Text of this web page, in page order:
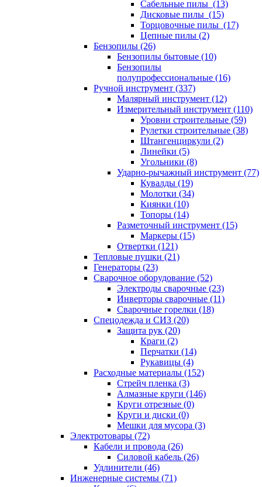
Сабельные пилы (13)
Дисковые пилы (15)
Торцовочные пилы (17)
Цепные пилы (2)
Бензопилы (26)
Бензопилы бытовые (10)
Бензопилы
полупрофессиональные (16)
Ручной инструмент (337)
Малярный инструмент (12)
Измерительный инструмент (110)
Уровни строительные (59)
Рулетки строительные (38)
Штангенциркули (2)
Линейки (5)
Угольники (8)
Ударно-рычажный инструмент (77)
Кувалды (19)
Молотки (34)
Киянки (10)
Топоры (14)
Разметочный инструмент (15)
Маркеры (15)
Отвертки (121)
Тепловые пушки (21)
Генераторы (23)
Сварочное оборудование (52)
Электроды сварочные (23)
Инверторы сварочные (11)
Сварочные горелки (18)
Спецодежда и СИЗ (20)
Защита рук (20)
Краги (2)
Перчатки (14)
Рукавицы (4)
Расходные материалы (152)
Стрейч пленка (3)
Алмазные круги (146)
Круги отрезные (0)
Круги и диски (0)
Мешки для мусора (3)
Электротовары (72)
Кабели и провода (26)
Силовой кабель (26)
Удлинители (46)
Инженерные системы (71)